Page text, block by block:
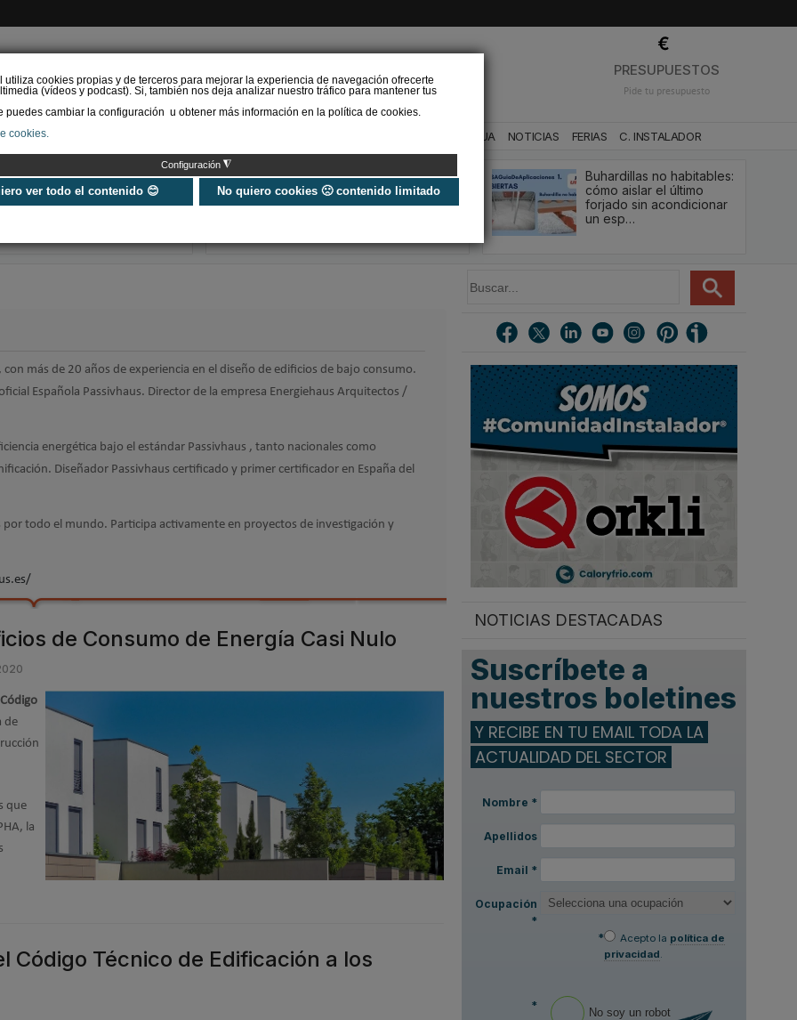
utiliza cookies propias y de terceros para mejorar la experiencia de navegación ofrecerte
(vídeos y podcast). Si, también nos deja analizar nuestro tráfico para mantener tus
puedes cambiar la configuración u obtener más información en la política de cookies.
cookies.
Configuración ◮
ver todo el contenido 😊 No quiero cookies 🙁 contenido limitado
PRESUPUESTOS
Pide tu presupuesto
RENOVABLES BAÑO Y AGUA NOTICIAS FERIAS C. INSTALADOR
Universo Aniversario - Un
año, muchos momentos
Verifactu en
climatización: qué le va a
exigir la ley a tu
Buhardillas no habitables:
cómo aislar el último
forjado sin acondicionar
un esp…
más de 20 años de experiencia en el diseño de edificios de bajo consumo.
Española Passivhaus. Director de la empresa Energiehaus Arquitectos /
energética bajo el estándar Passivhaus , tanto nacionales como
Diseñador Passivhaus certificado y primer certificador en España del
por todo el mundo. Participa activamente en proyectos de investigación y
de Consumo de Energía Casi Nulo
Código
de
que
la
Código Técnico de Edificación a los
u
r
NOTICIAS DESTACADAS
Suscríbete a
nuestros boletines
Y RECIBE EN TU EMAIL TODA LA
ACTUALIDAD DEL SECTOR
Nombre *
Apellidos
Email *
Ocupación
*
*
Acepto la política de
privacidad.
* No soy un robot